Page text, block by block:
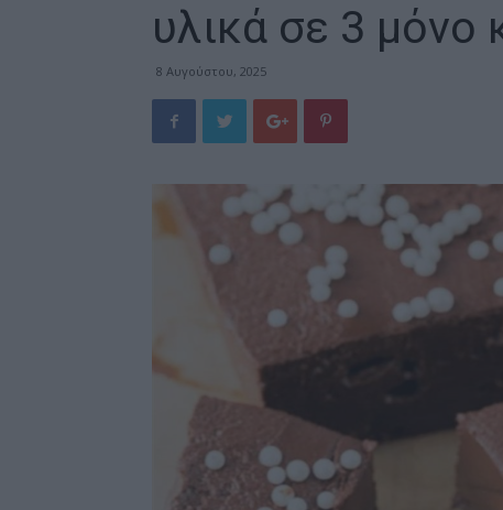
υλικά σε 3 μόνο
8 Αυγούστου, 2025